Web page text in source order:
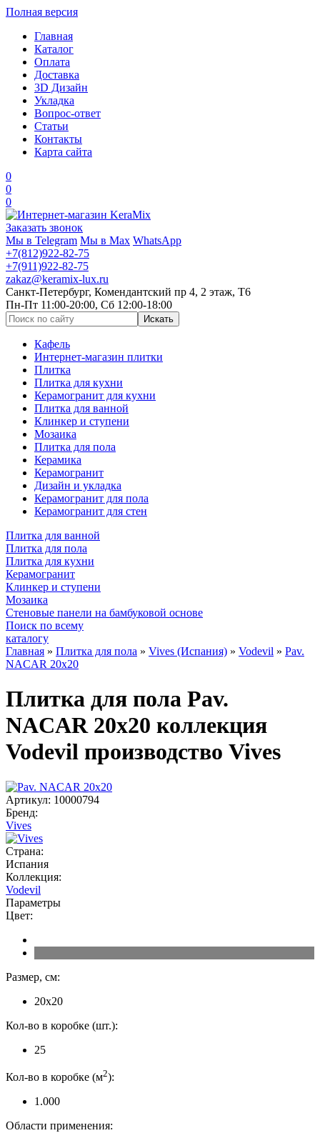
Полная версия
Главная
Каталог
Оплата
Доставка
3D Дизайн
Укладка
Вопрос-ответ
Статьи
Контакты
Карта сайта
0
0
0
Заказать звонок
Мы в Telegram Мы в Max WhatsApp
+7(812)922-82-75
+7(911)922-82-75
zakaz@keramix-lux.ru
Санкт-Петербург, Комендантский пр 4, 2 этаж, Т6
Пн-Пт 11:00-20:00, Сб 12:00-18:00
Кафель
Интернет-магазин плитки
Плитка
Плитка для кухни
Керамогранит для кухни
Плитка для ванной
Клинкер и ступени
Мозаика
Плитка для пола
Керамика
Керамогранит
Дизайн и укладка
Керамогранит для пола
Керамогранит для стен
Плитка для ванной
Плитка для пола
Плитка для кухни
Керамогранит
Клинкер и ступени
Мозаика
Стеновые панели на бамбуковой основе
Поиск по всему
каталогу
Главная » Плитка для пола » Vives (Испания) » Vodevil » Pav.
NACAR 20x20
Плитка для пола Pav.
NACAR 20x20 коллекция
Vodevil производство Vives
Артикул: 10000794
Бренд:
Vives
Страна:
Испания
Коллекция:
Vodevil
Параметры
Цвет:
Размер, см:
20x20
Кол-во в коробке (шт.):
25
Кол-во в коробке (м2):
1.000
Области применения: